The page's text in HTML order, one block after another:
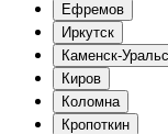
Ефремов
Иркутск
Каменск-
Киров
Коломна
Кропоткин